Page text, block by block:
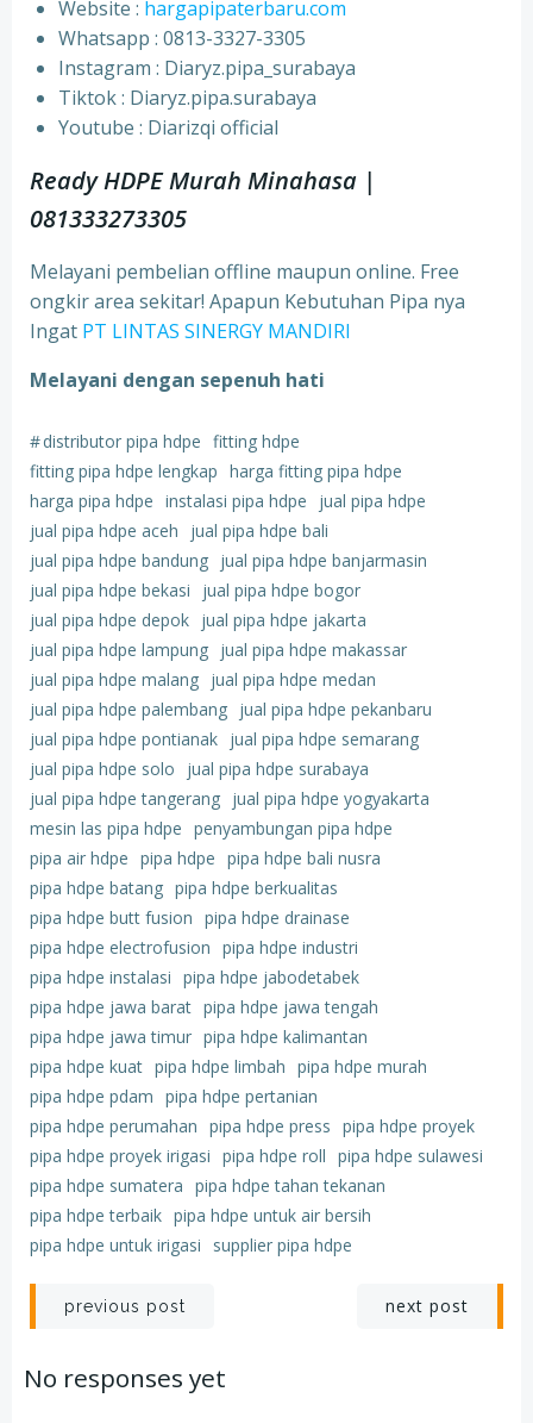
Website : hargapipaterbaru.com
Whatsapp : 0813-3327-3305
⁠Instagram : Diaryz.pipa_surabaya
⁠Tiktok : Diaryz.pipa.surabaya
⁠Youtube : Diarizqi official
Ready HDPE Murah Minahasa |
081333273305
Melayani pembelian offline maupun online. Free
ongkir area sekitar! Apapun Kebutuhan Pipa nya
Ingat PT LINTAS SINERGY MANDIRI
Melayani dengan sepenuh hati
#distributor pipa hdpe fitting hdpe
fitting pipa hdpe lengkap harga fitting pipa hdpe
harga pipa hdpe instalasi pipa hdpe
jual pipa hdpe
jual pipa hdpe aceh
jual pipa hdpe bali
jual pipa hdpe bandung jual pipa hdpe banjarmasin
jual pipa hdpe bekasi
jual pipa hdpe bogor
jual pipa hdpe depok jual pipa hdpe jakarta
jual pipa hdpe lampung jual pipa hdpe makassar
jual pipa hdpe malang jual pipa hdpe medan
jual pipa hdpe palembang jual pipa hdpe pekanbaru
jual pipa hdpe pontianak jual pipa hdpe semarang
jual pipa hdpe solo
jual pipa hdpe surabaya
jual pipa hdpe tangerang jual pipa hdpe yogyakarta
mesin las pipa hdpe penyambungan pipa hdpe
pipa air hdpe pipa hdpe pipa hdpe bali nusra
pipa hdpe batang pipa hdpe berkualitas
pipa hdpe butt fusion pipa hdpe drainase
pipa hdpe electrofusion pipa hdpe industri
pipa hdpe instalasi pipa hdpe jabodetabek
pipa hdpe jawa barat pipa hdpe jawa tengah
pipa hdpe jawa timur pipa hdpe kalimantan
pipa hdpe kuat pipa hdpe limbah pipa hdpe murah
pipa hdpe pdam pipa hdpe pertanian
pipa hdpe perumahan pipa hdpe press pipa hdpe proyek
pipa hdpe proyek irigasi pipa hdpe roll pipa hdpe sulawesi
pipa hdpe sumatera pipa hdpe tahan tekanan
pipa hdpe terbaik pipa hdpe untuk air bersih
pipa hdpe untuk irigasi
supplier pipa hdpe
Post
navigation
previous post next post
No responses yet